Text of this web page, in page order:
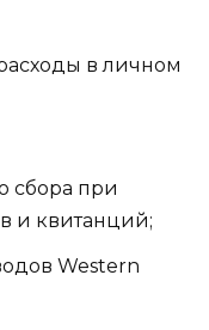
в личном
сбора при
и квитанций;
Western